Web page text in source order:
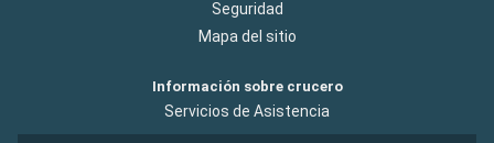
Seguridad
Mapa del sitio
Información sobre crucero
Servicios de Asistencia